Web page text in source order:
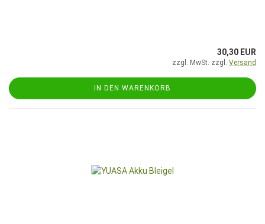
30,30 EUR
zzgl. MwSt. zzgl. Versand
IN DEN WARENKORB